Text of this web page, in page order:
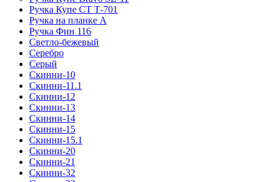
Ручка Купе СТ Т-701
Ручка на планке А
Ручка Фин 116
Светло-бежевый
Серебро
Серый
Скинни-10
Скинни-11.1
Скинни-12
Скинни-13
Скинни-14
Скинни-15
Скинни-15.1
Скинни-20
Скинни-21
Скинни-32